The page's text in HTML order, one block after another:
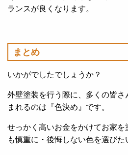
ランスが良くなります。
まとめ
いかがでしたでしょうか？
外壁塗装を行う際に、多くの皆
まれるのは『色決め』です。
せっかく高いお金をかけてお家
も慎重に・後悔しない色を選びた